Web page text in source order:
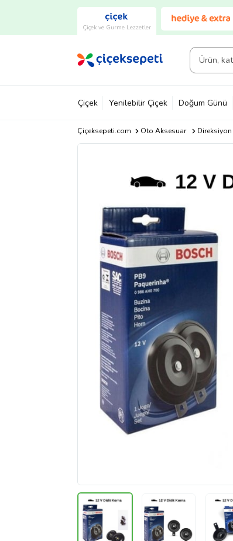
Çiçek ve Gurme Lezzetler
Çiçek Yenilebilir Çiçek Doğum Günü
Çiçeksepeti.com Oto Aksesuar Direksiyon